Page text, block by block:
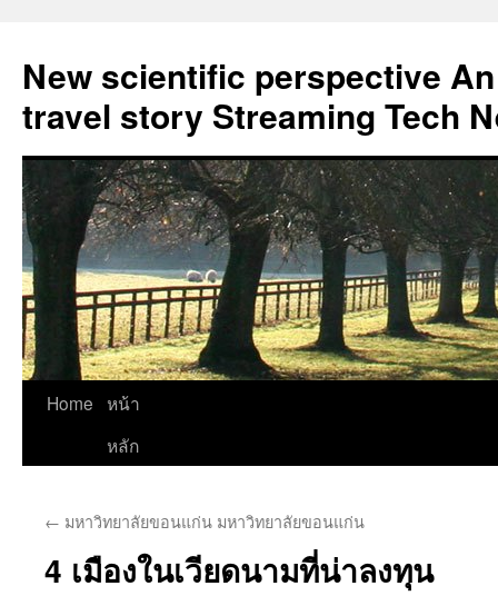
New scientific perspective
travel story Streaming Tech
Skip
Home หน้า
หลัก
← มหาวิทยาลัยขอนแก่น มหาวิทยาลัยขอนแก่น
4 เมืองในเวียดนามที่น่าลงทุน